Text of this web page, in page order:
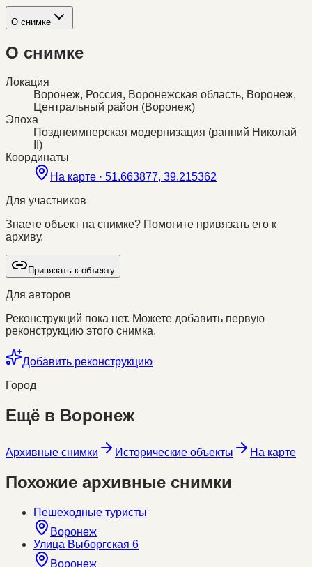
О снимке
О снимке
Локация
Воронеж, Россия, Воронежская область, Воронеж,
Центральный район (Воронеж)
Эпоха
Позднеимперская модернизация (ранний Николай
II)
Координаты
На карте · 51.663877, 39.215362
Для участников
Знаете объект на снимке? Помогите привязать его к
архиву.
Привязать к объекту
Для авторов
Реконструкций пока нет. Можете добавить первую
реконструкцию этого снимка.
Добавить реконструкцию
Город
Ещё в Воронеж
Архивные снимки Исторические объекты На карте
Похожие архивные снимки
Пешеходные туристы
Воронеж
Улица Выборгская 6
Воронеж